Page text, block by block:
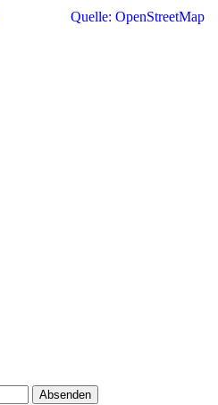
Absenden
Quelle: OpenStreetMap